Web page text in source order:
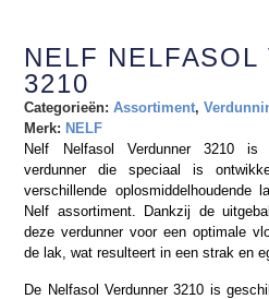
NELF NELFASOL
3210
Categorieën: Assortiment,
Merk: NELF
Nelf Nelfasol Verdunner 3210 is
verdunner die speciaal is
verschillende
Nelf assortiment. Dankzij de
deze verdunner voor een optimale
de lak, wat resulteert in een strak en
De Nelfasol Verdunner 3210 is